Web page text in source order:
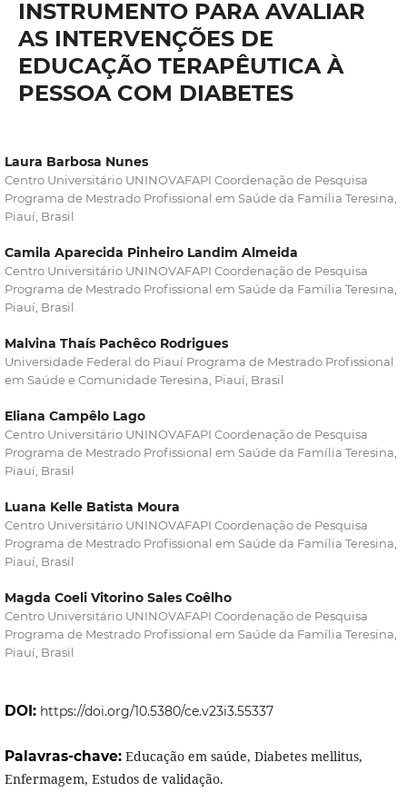
INSTRUMENTO PARA AVALIAR
AS INTERVENÇÕES DE
EDUCAÇÃO TERAPÊUTICA À
PESSOA COM DIABETES
Laura Barbosa Nunes
Centro Universitário UNINOVAFAPI Coordenação de Pesquisa
Programa de Mestrado Profissional em Saúde da Família Teresina,
Piauí, Brasil
Camila Aparecida Pinheiro Landim Almeida
Centro Universitário UNINOVAFAPI Coordenação de Pesquisa
Programa de Mestrado Profissional em Saúde da Família Teresina,
Piauí, Brasil
Malvina Thaís Pachêco Rodrigues
Universidade Federal do Piauí Programa de Mestrado Profissional
em Saúde e Comunidade Teresina, Piauí, Brasil
Eliana Campêlo Lago
Centro Universitário UNINOVAFAPI Coordenação de Pesquisa
Programa de Mestrado Profissional em Saúde da Família Teresina,
Piauí, Brasil
Luana Kelle Batista Moura
Centro Universitário UNINOVAFAPI Coordenação de Pesquisa
Programa de Mestrado Profissional em Saúde da Família Teresina,
Piauí, Brasil
Magda Coeli Vitorino Sales Coêlho
Centro Universitário UNINOVAFAPI Coordenação de Pesquisa
Programa de Mestrado Profissional em Saúde da Família Teresina,
Piauí, Brasil
DOI: https://doi.org/10.5380/ce.v23i3.55337
Palavras-chave: Educação em saúde, Diabetes mellitus,
Enfermagem, Estudos de validação.